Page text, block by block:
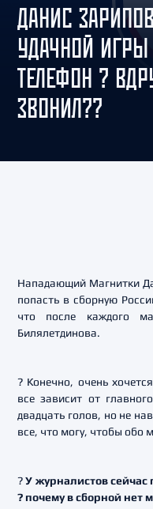
ДАНИС
УДАЧНОЙ
ТЕЛЕФОН ?
ЗВОНИЛ??
Нападающий Магнитки
попасть в сборную
что после каждого
Билялетдинова.
? Конечно, очень
все зависит от
двадцать голов, но не
все, что могу, чтобы обо
?У журналистов
? почему в сборной нет